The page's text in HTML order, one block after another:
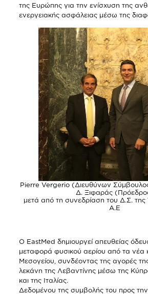
της Ευρώπης για την ενίσχυση της
ενεργειακής ασφάλειας μέσω της
Pierre Vergerio (Διευθύνων
Δ. Ξιφαράς
μετά από τη συνεδρίαση του Δ.Σ.
Α.Ε
Ο EastMed δημιουργεί απευθείας
μεταφορά φυσικού αερίου από τα νέα
Μεσογείου, συνδέοντας της αγορές
λεκάνη της Λεβαντίνης μέσω της
και της Ιταλίας.
Δεδομένου της συμβολής του προς την